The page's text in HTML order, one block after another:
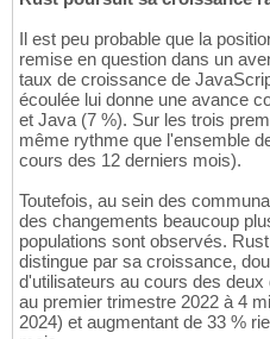
Il est peu probable que la
remise en question dans un
taux de croissance de
écoulée lui donne une avance
et Java (7 %). Sur les trois
même rythme que l'ensemble
cours des 12 derniers mois).
Toutefois, au sein des
des changements beaucoup
populations sont observés.
distingue par sa croissance,
d'utilisateurs au cours des
au premier trimestre 2022 à 4
2024) et augmentant de 33 %